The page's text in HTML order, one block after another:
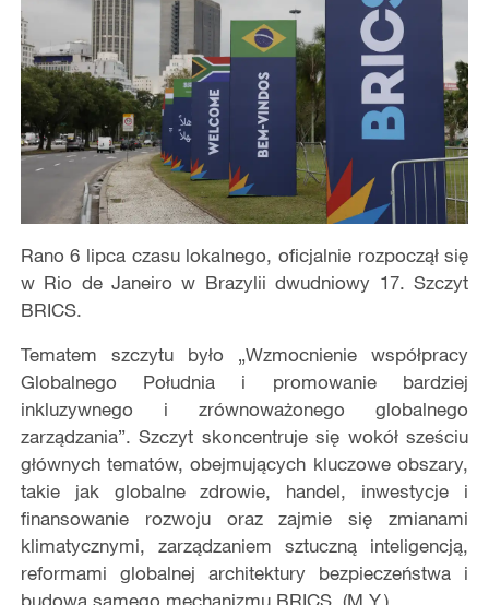
Rano 6 lipca czasu lokalnego, oficjalnie rozpoczął się
w Rio de Janeiro w Brazylii dwudniowy 17. Szczyt
BRICS.
Tematem szczytu było „Wzmocnienie współpracy
Globalnego Południa i promowanie bardziej
inkluzywnego i zrównoważonego globalnego
zarządzania”. Szczyt skoncentruje się wokół sześciu
głównych tematów, obejmujących kluczowe obszary,
takie jak globalne zdrowie, handel, inwestycje i
finansowanie rozwoju oraz zajmie się zmianami
klimatycznymi, zarządzaniem sztuczną inteligencją,
reformami globalnej architektury bezpieczeństwa i
budową samego mechanizmu BRICS. (M.Y.)